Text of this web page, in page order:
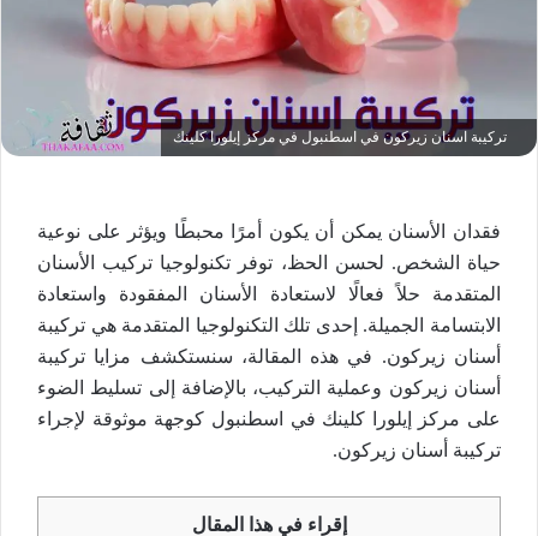
تركيبة اسنان زيركون في اسطنبول في مركز إيلورا كلينك
فقدان الأسنان يمكن أن يكون أمرًا محبطًا ويؤثر على نوعية
حياة الشخص. لحسن الحظ، توفر تكنولوجيا تركيب الأسنان
المتقدمة حلاً فعالًا لاستعادة الأسنان المفقودة واستعادة
الابتسامة الجميلة. إحدى تلك التكنولوجيا المتقدمة هي تركيبة
أسنان زيركون. في هذه المقالة، سنستكشف مزايا تركيبة
أسنان زيركون وعملية التركيب، بالإضافة إلى تسليط الضوء
على مركز إيلورا كلينك في اسطنبول كوجهة موثوقة لإجراء
تركيبة أسنان زيركون.
إقراء في هذا المقال